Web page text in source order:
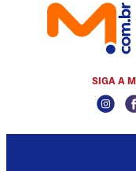
SIGA A